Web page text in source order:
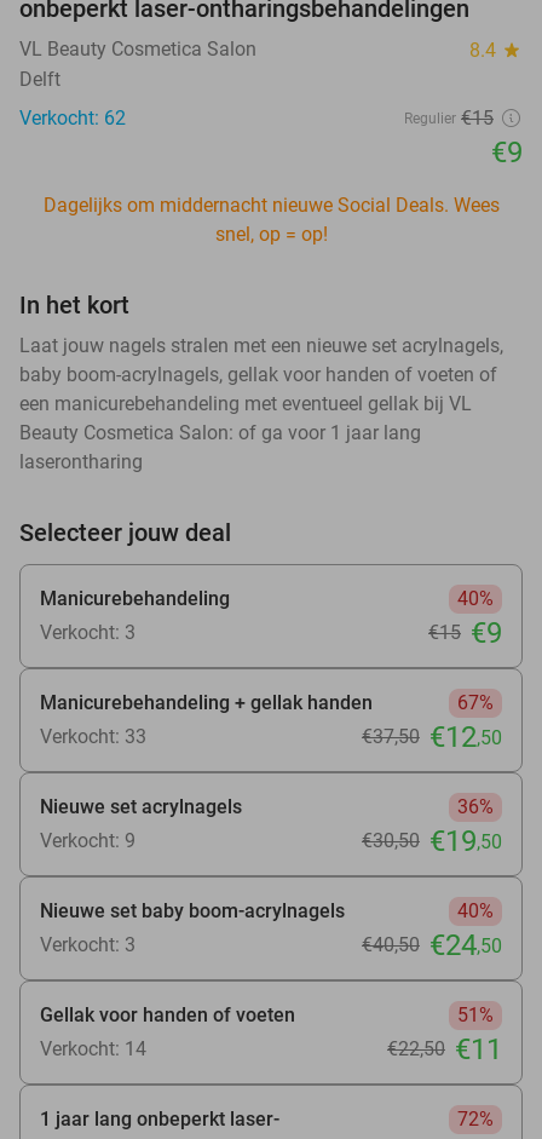
onbeperkt laser-ontharingsbehandelingen
VL Beauty Cosmetica Salon 8.4 star
Delft
Verkocht: 62
Regulier €15
€9
Dagelijks om middernacht nieuwe Social Deals. Wees
snel, op = op!
In het kort
Laat jouw nagels stralen met een nieuwe set acrylnagels,
baby boom-acrylnagels, gellak voor handen of voeten of
een manicurebehandeling met eventueel gellak bij VL
Beauty Cosmetica Salon: of ga voor 1 jaar lang
laserontharing
Selecteer jouw deal
Manicurebehandeling
40%
Verkocht: 3
€15 €9
Manicurebehandeling + gellak handen
67%
Verkocht: 33
€37,50 €12,50
Nieuwe set acrylnagels
36%
Verkocht: 9
€30,50 €19,50
Nieuwe set baby boom-acrylnagels
40%
Verkocht: 3
€40,50 €24,50
Gellak voor handen of voeten
51%
Verkocht: 14
€22,50 €11
1 jaar lang onbeperkt laser-
72%